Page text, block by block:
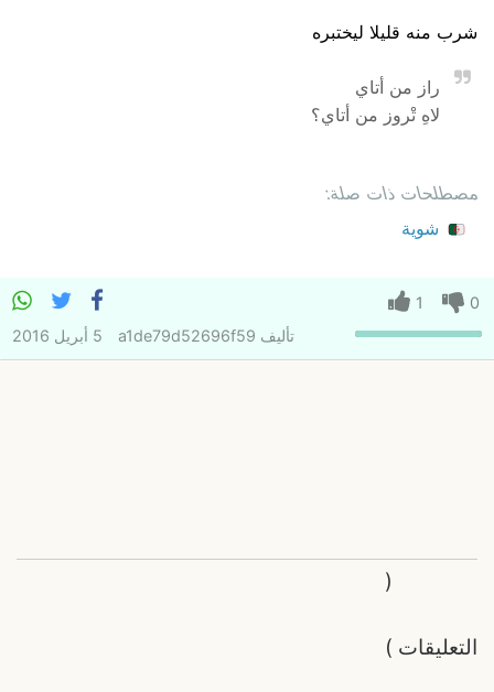
شرب منه قليلا ليختبره
راز من أتاي
لاهِ تْروز من أتاي؟
مصطلحات ذات صلة:
شوية
0
1
تأليف a1de79d52696f59 5 أبريل 2016
التعليقات
(
)